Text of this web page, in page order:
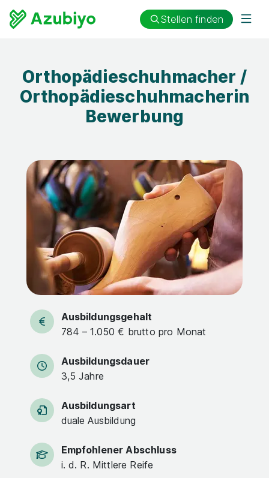
Stellen finden
Orthopädieschuhmacher /
Orthopädieschuhmacherin
Bewerbung
Ausbildungsgehalt
784 – 1.050 € brutto pro Monat
Ausbildungsdauer
3,5 Jahre
Ausbildungsart
duale Ausbildung
Empfohlener Abschluss
i. d. R. Mittlere Reife